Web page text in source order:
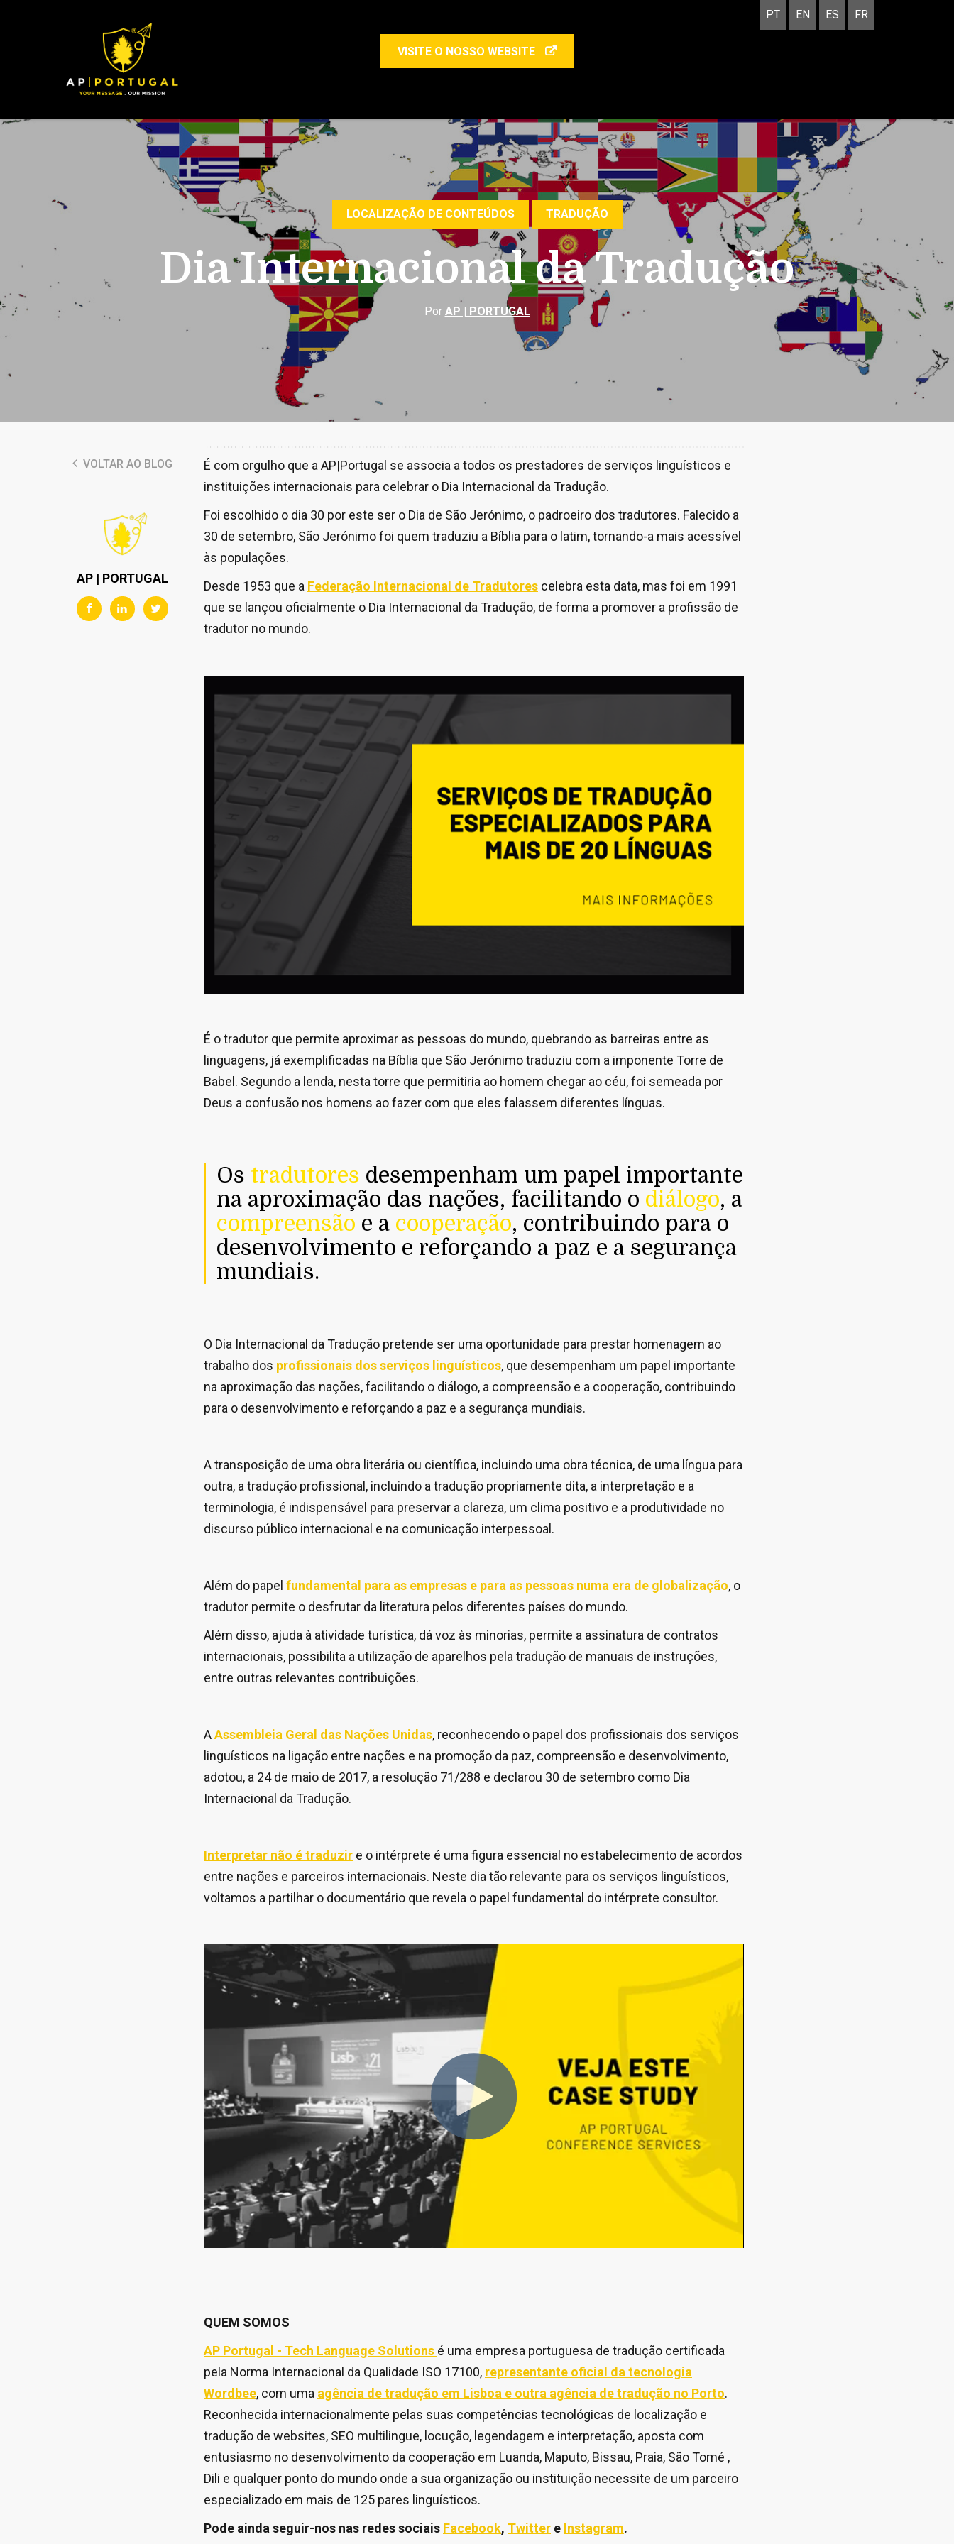
PT EN ES FR
VISITE O NOSSO WEBSITE
LOCALIZAÇÃO DE CONTEÚDOS TRADUÇÃO
Dia Internacional da Tradução
Por AP | PORTUGAL
VOLTAR AO BLOG
AP | PORTUGAL
É com orgulho que a AP|Portugal se associa a todos os prestadores de serviços linguísticos e
instituições internacionais para celebrar o Dia Internacional da Tradução.
Foi escolhido o dia 30 por este ser o Dia de São Jerónimo, o padroeiro dos tradutores. Falecido a
30 de setembro, São Jerónimo foi quem traduziu a Bíblia para o latim, tornando-a mais acessível
às populações.
Desde 1953 que a Federação Internacional de Tradutores celebra esta data, mas foi em 1991
que se lançou oficialmente o Dia Internacional da Tradução, de forma a promover a profissão de
tradutor no mundo.
É o tradutor que permite aproximar as pessoas do mundo, quebrando as barreiras entre as
linguagens, já exemplificadas na Bíblia que São Jerónimo traduziu com a imponente Torre de
Babel. Segundo a lenda, nesta torre que permitiria ao homem chegar ao céu, foi semeada por
Deus a confusão nos homens ao fazer com que eles falassem diferentes línguas.
Os tradutores desempenham um papel importante
na aproximação das nações, facilitando o diálogo, a
compreensão e a cooperação, contribuindo para o
desenvolvimento e reforçando a paz e a segurança
mundiais.
O Dia Internacional da Tradução pretende ser uma oportunidade para prestar homenagem ao
trabalho dos profissionais dos serviços linguísticos, que desempenham um papel importante
na aproximação das nações, facilitando o diálogo, a compreensão e a cooperação, contribuindo
para o desenvolvimento e reforçando a paz e a segurança mundiais.
A transposição de uma obra literária ou científica, incluindo uma obra técnica, de uma língua para
outra, a tradução profissional, incluindo a tradução propriamente dita, a interpretação e a
terminologia, é indispensável para preservar a clareza, um clima positivo e a produtividade no
discurso público internacional e na comunicação interpessoal.
Além do papel fundamental para as empresas e para as pessoas numa era de globalização, o
tradutor permite o desfrutar da literatura pelos diferentes países do mundo.
Além disso, ajuda à atividade turística, dá voz às minorias, permite a assinatura de contratos
internacionais, possibilita a utilização de aparelhos pela tradução de manuais de instruções,
entre outras relevantes contribuições.
AAssembleia Geral das Nações Unidas, reconhecendo o papel dos profissionais dos serviços
linguísticos na ligação entre nações e na promoção da paz, compreensão e desenvolvimento,
adotou, a 24 de maio de 2017, a resolução 71/288 e declarou 30 de setembro como Dia
Internacional da Tradução.
Interpretar não é traduzir e o intérprete é uma figura essencial no estabelecimento de acordos
entre nações e parceiros internacionais. Neste dia tão relevante para os serviços linguísticos,
voltamos a partilhar o documentário que revela o papel fundamental do intérprete consultor.
QUEM SOMOS
AP Portugal - Tech Language Solutions é uma empresa portuguesa de tradução certificada
pela Norma Internacional da Qualidade ISO 17100, representante oficial da tecnologia
Wordbee, com uma agência de tradução em Lisboa e outra agência de tradução no Porto.
Reconhecida internacionalmente pelas suas competências tecnológicas de localização e
tradução de websites, SEO multilingue, locução, legendagem e interpretação, aposta com
entusiasmo no desenvolvimento da cooperação em Luanda, Maputo, Bissau, Praia, São Tomé ,
Dili e qualquer ponto do mundo onde a sua organização ou instituição necessite de um parceiro
especializado em mais de 125 pares linguísticos.
Pode ainda seguir-nos nas redes sociais Facebook, Twitter e Instagram.